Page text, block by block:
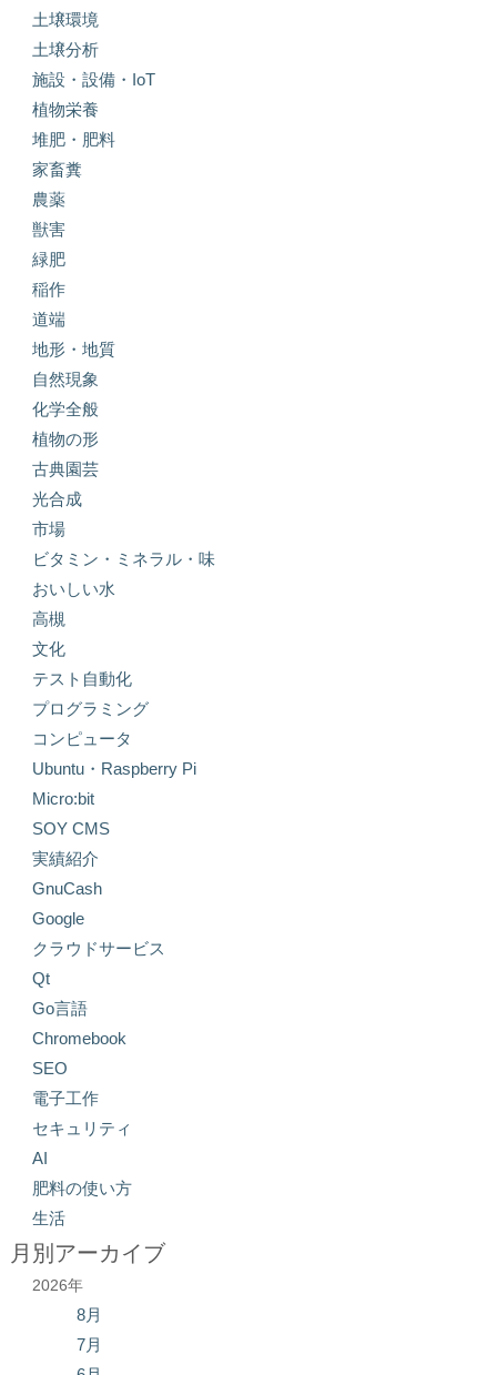
土壌環境
土壌分析
施設・設備・IoT
植物栄養
堆肥・肥料
家畜糞
農薬
獣害
緑肥
稲作
道端
地形・地質
自然現象
化学全般
植物の形
古典園芸
光合成
市場
ビタミン・ミネラル・味
おいしい水
高槻
文化
テスト自動化
プログラミング
コンピュータ
Ubuntu・Raspberry Pi
Micro:bit
SOY CMS
実績紹介
GnuCash
Google
クラウドサービス
Qt
Go言語
Chromebook
SEO
電子工作
セキュリティ
AI
肥料の使い方
生活
月別アーカイブ
2026年
8月
7月